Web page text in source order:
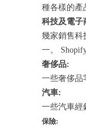
種各樣的產
科技及電子
幾家銷售科
一。
奢侈品:
一些奢侈品
汽車:
一些汽車經
保險: